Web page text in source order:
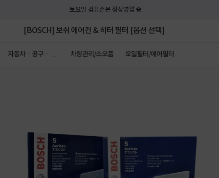
토요일 컴퓨존은 정상영업 중
[BOSCH] 보쉬 에어컨 & 히터 필터 [옵션 선택]
자동차ㆍ공구ㆍ안
차량관리/소모품 오일필터/에어필터